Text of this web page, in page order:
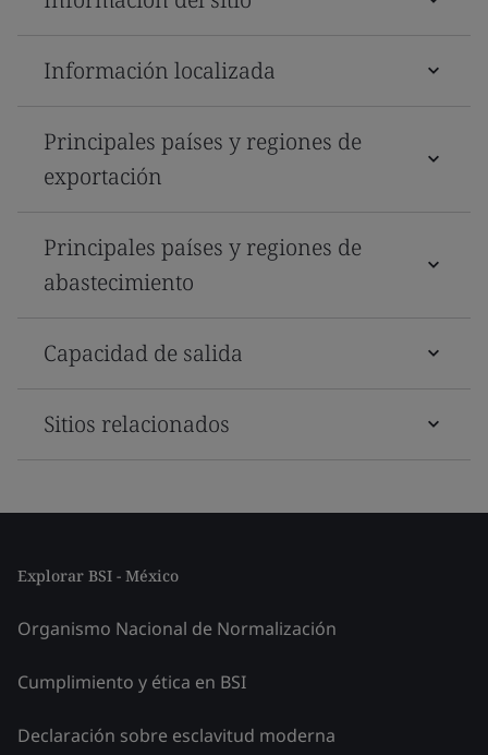
Información localizada
Principales países y regiones de
exportación
Principales países y regiones de
abastecimiento
Capacidad de salida
Sitios relacionados
Explorar BSI - México
Organismo Nacional de Normalización
Cumplimiento y ética en BSI
Declaración sobre esclavitud moderna